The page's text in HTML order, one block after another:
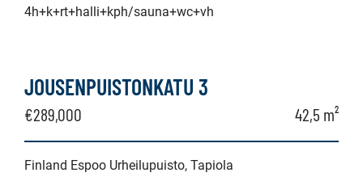
4h+k+rt+halli+kph/sauna+wc+vh
JOUSENPUISTONKATU 3
€289,000 42,5 m²
Finland Espoo Urheilupuisto, Tapiola